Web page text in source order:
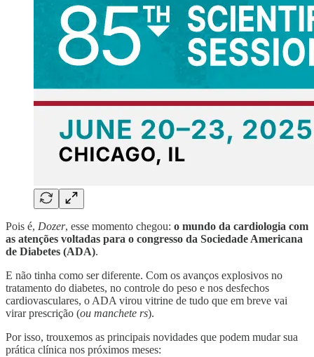
Pois é, Dozer, esse momento chegou: o mundo da cardiologia com
as atenções voltadas para o congresso da Sociedade Americana
de Diabetes (ADA).
E não tinha como ser diferente. Com os avanços explosivos no
tratamento do diabetes, no controle do peso e nos desfechos
cardiovasculares, o ADA virou vitrine de tudo que em breve vai
virar prescrição (ou manchete rs).
Por isso, trouxemos as principais novidades que podem mudar sua
prática clínica nos próximos meses: